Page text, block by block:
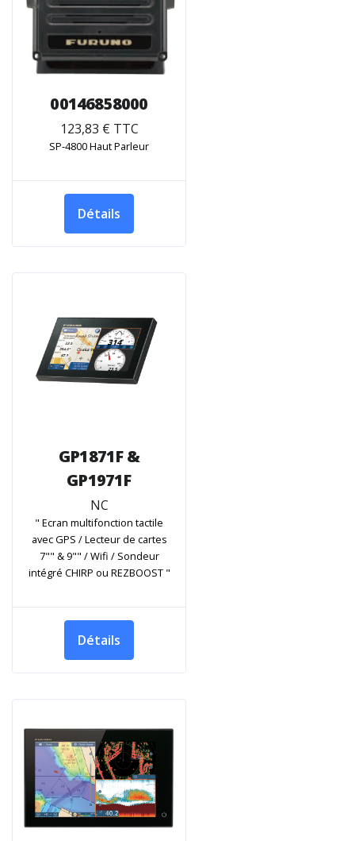
00146858000
123,83 € TTC
SP-4800 Haut Parleur
Détails
GP1871F &
GP1971F
NC
" Ecran multifonction tactile
avec GPS / Lecteur de cartes
7"" & 9"" / Wifi / Sondeur
intégré CHIRP ou REZBOOST "
Détails